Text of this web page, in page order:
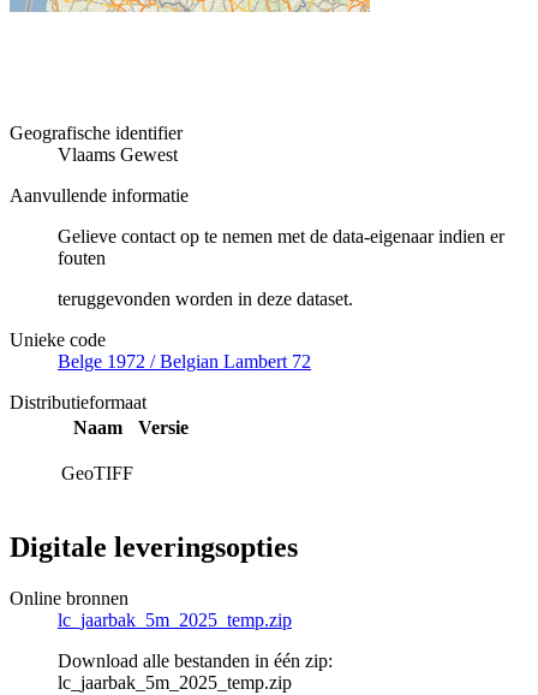
Geografische identifier
Vlaams Gewest
Aanvullende informatie
Gelieve contact op te nemen met de data-eigenaar indien er
fouten
teruggevonden worden in deze dataset.
Unieke code
Belge 1972 / Belgian Lambert 72
Distributieformaat
Naam
Versie
GeoTIFF
Digitale leveringsopties
Online bronnen
lc_jaarbak_5m_2025_temp.zip
Download alle bestanden in één zip:
lc_jaarbak_5m_2025_temp.zip